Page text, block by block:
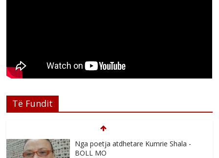
Të Fundit
Nga poetja atdhetare Kumrie Shala -
BOLL MO